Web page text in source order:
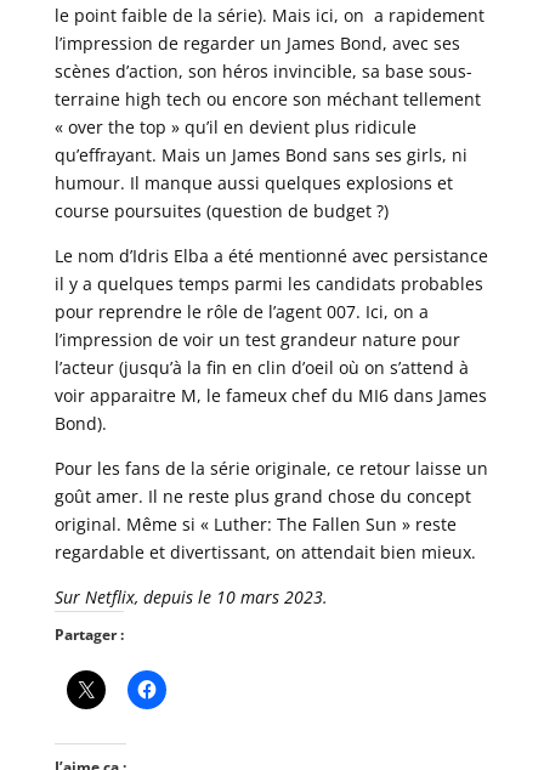
le point faible de la série). Mais ici, on a rapidement
l’impression de regarder un James Bond, avec ses
scènes d’action, son héros invincible, sa base sous-
terraine high tech ou encore son méchant tellement
« over the top » qu’il en devient plus ridicule
qu’effrayant. Mais un James Bond sans ses girls, ni
humour. Il manque aussi quelques explosions et
course poursuites (question de budget ?)
Le nom d’Idris Elba a été mentionné avec persistance
il y a quelques temps parmi les candidats probables
pour reprendre le rôle de l’agent 007. Ici, on a
l’impression de voir un test grandeur nature pour
l’acteur (jusqu’à la fin en clin d’oeil où on s’attend à
voir apparaitre M, le fameux chef du MI6 dans James
Bond).
Pour les fans de la série originale, ce retour laisse un
goût amer. Il ne reste plus grand chose du concept
original. Même si « Luther: The Fallen Sun » reste
regardable et divertissant, on attendait bien mieux.
Sur Netflix, depuis le 10 mars 2023.
Partager :